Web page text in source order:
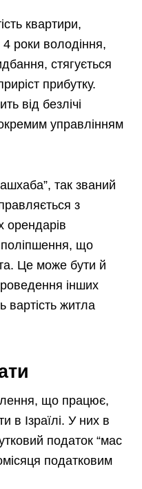
квартири,
роки володіння,
стягується
прибутку.
від безлічі
управлінням
так званий
з
орендарів
поліпшення, що
Це може бути й
інших
вартість житла
що працює,
в Ізраїлі. У них в
податок “мас
податковим